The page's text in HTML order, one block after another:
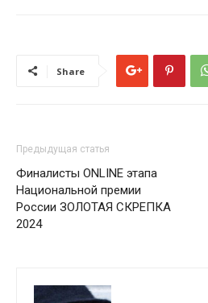
Share
Предыдущая статья
Финалисты ONLINE этапа
Национальной премии
России ЗОЛОТАЯ СКРЕПКА
2024